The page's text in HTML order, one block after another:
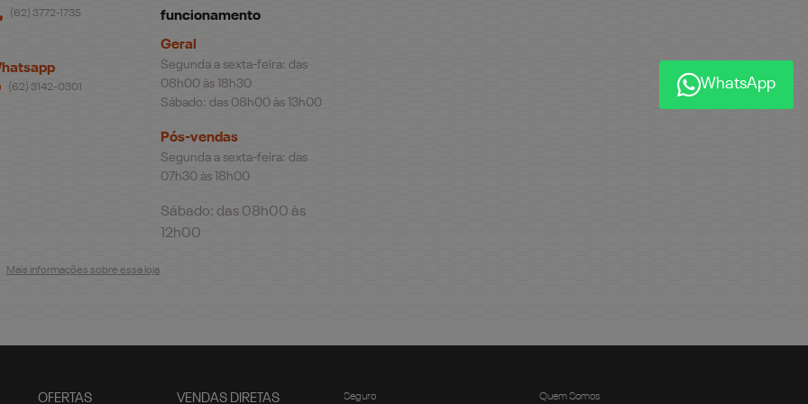
(62) 3772-1735
(62) 3142-0301
funcionamento
Geral
Segunda a sexta-feira: das
08h00 às 18h30
Sábado: das 08h00 às 13h00
Pós-vendas
Segunda a sexta-feira: das
07h30 às 18h00
Sábado: das 08h00 às
12h00
Mais informações sobre essa loja
OFERTAS VENDAS DIRETAS Seguro Quem Somos
WhatsApp